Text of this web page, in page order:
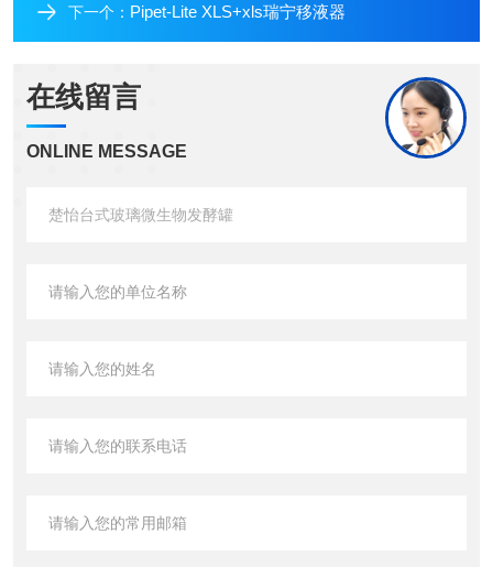
下一个： Pipet-Lite XLS+xls瑞宁移液器
在线留言
ONLINE MESSAGE